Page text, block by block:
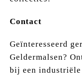
Contact
Geïnteresseerd
Geldermalsen?
bij een